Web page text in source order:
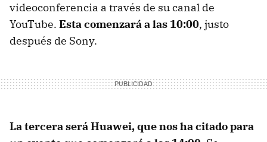
videoconferencia a través de su canal de
YouTube. Esta comenzará a las 10:00, justo
después de Sony.
La tercera será Huawei, que nos ha citado para